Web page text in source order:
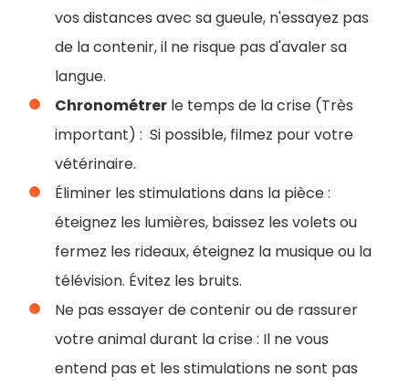
vos distances avec sa gueule, n'essayez pas
de la contenir, il ne risque pas d'avaler sa
langue.
Chronométrer le temps de la crise (Très
important) : Si possible, filmez pour votre
vétérinaire.
Éliminer les stimulations dans la pièce :
éteignez les lumières, baissez les volets ou
fermez les rideaux, éteignez la musique ou la
télévision. Évitez les bruits.
Ne pas essayer de contenir ou de rassurer
votre animal durant la crise : Il ne vous
entend pas et les stimulations ne sont pas